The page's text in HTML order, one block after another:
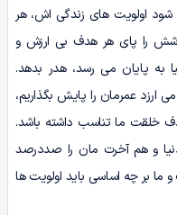
اولویت های زندگی اش، هر
را پای هر هدف بی ارزش و
پایان می رسد، هدر بدهد.
ارزد عمرمان را پایش بگذاریم،
خلقت ما تناسب داشته باشد.
و هم آخرت مان را صددرصد
بر چه اساسی باید اولویت ها